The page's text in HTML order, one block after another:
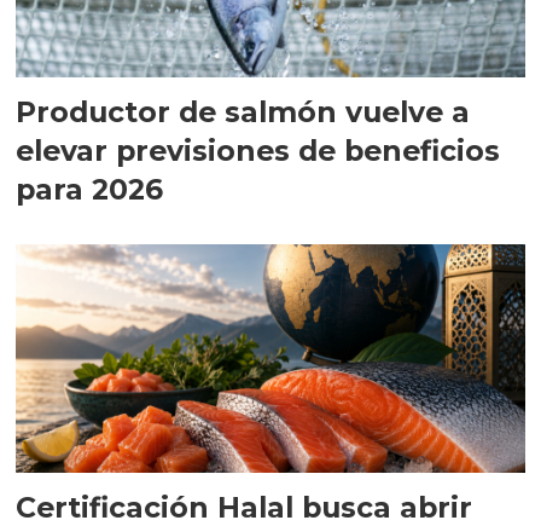
Productor de salmón vuelve a
elevar previsiones de beneficios
para 2026
Certificación Halal busca abrir